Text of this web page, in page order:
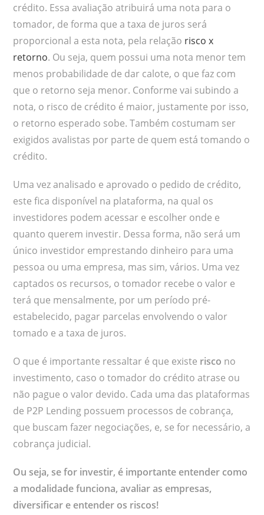
crédito. Essa avaliação atribuirá uma nota para o
tomador, de forma que a taxa de juros será
proporcional a esta nota, pela relação risco x
retorno. Ou seja, quem possui uma nota menor tem
menos probabilidade de dar calote, o que faz com
que o retorno seja menor. Conforme vai subindo a
nota, o risco de crédito é maior, justamente por isso,
o retorno esperado sobe. Também costumam ser
exigidos avalistas por parte de quem está tomando o
crédito.
Uma vez analisado e aprovado o pedido de crédito,
este fica disponível na plataforma, na qual os
investidores podem acessar e escolher onde e
quanto querem investir. Dessa forma, não será um
único investidor emprestando dinheiro para uma
pessoa ou uma empresa, mas sim, vários. Uma vez
captados os recursos, o tomador recebe o valor e
terá que mensalmente, por um período pré-
estabelecido, pagar parcelas envolvendo o valor
tomado e a taxa de juros.
O que é importante ressaltar é que existe risco no
investimento, caso o tomador do crédito atrase ou
não pague o valor devido. Cada uma das plataformas
de P2P Lending possuem processos de cobrança,
que buscam fazer negociações, e, se for necessário, a
cobrança judicial.
Ou seja, se for investir, é importante entender como
a modalidade funciona, avaliar as empresas,
diversificar e entender os riscos!